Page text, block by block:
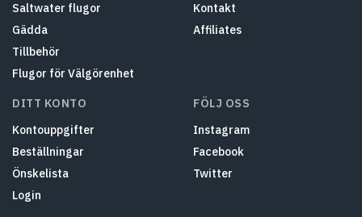
Saltwater flugor
Gädda
Tillbehör
Flugor för Välgörenhet
Kontakt
Affiliates
DITT KONTO
Kontouppgifter
Beställningar
Önskelista
Login
FÖLJ OSS
Instagram
Facebook
Twitter